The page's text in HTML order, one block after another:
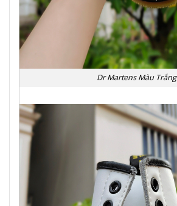
Dr Martens Màu Trắng